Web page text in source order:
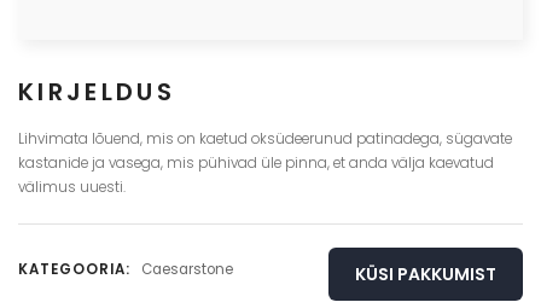
KIRJELDUS
Lihvimata lõuend, mis on kaetud oksüdeerunud patinadega, sügavate
kastanide ja vasega, mis pühivad üle pinna, et anda välja kaevatud
välimus uuesti.
KATEGOORIA: Caesarstone KÜSI PAKKUMIST